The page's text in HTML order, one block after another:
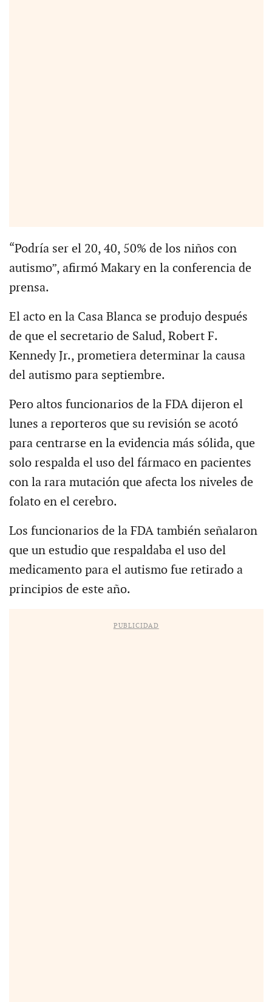
“Podría ser el 20, 40, 50% de los niños con
autismo”, afirmó Makary en la conferencia de
prensa.
El acto en la Casa Blanca se produjo después
de que el secretario de Salud, Robert F.
Kennedy Jr., prometiera determinar la causa
del autismo para septiembre.
Pero altos funcionarios de la FDA dijeron el
lunes a reporteros que su revisión se acotó
para centrarse en la evidencia más sólida, que
solo respalda el uso del fármaco en pacientes
con la rara mutación que afecta los niveles de
folato en el cerebro.
Los funcionarios de la FDA también señalaron
que un estudio que respaldaba el uso del
medicamento para el autismo fue retirado a
principios de este año.
PUBLICIDAD